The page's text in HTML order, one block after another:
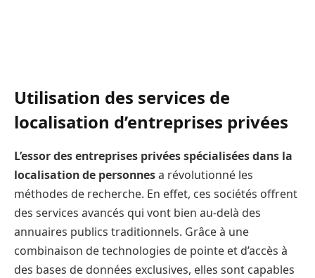
Utilisation des services de
localisation d’entreprises privées
L’essor des entreprises privées spécialisées dans la
localisation de personnesa révolutionné les
méthodes de recherche. En effet, ces sociétés offrent
des services avancés qui vont bien au-delà des
annuaires publics traditionnels. Grâce à une
combinaison de technologies de pointe et d’accès à
des bases de données exclusives, elles sont capables